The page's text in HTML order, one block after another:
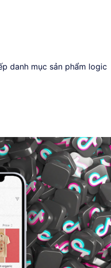
danh mục sản phẩm logic